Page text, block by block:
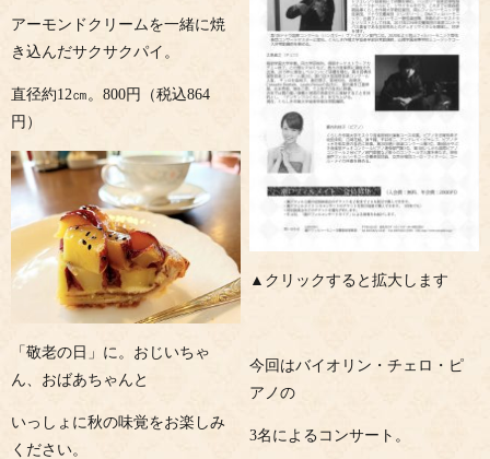
アーモンドクリームを一緒に焼
き込んだサクサクパイ。
直径約12㎝。800円（税込864
円）
「敬老の日」に。おじいちゃ
ん、おばあちゃんと
いっしょに秋の味覚をお楽しみ
ください。
▲クリックすると拡大します
今回はバイオリン・チェロ・ピ
アノの
3名によるコンサート。